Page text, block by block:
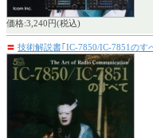
価格:3,240円(税込)
〓 技術解説書｢IC-7850/IC-7851のす